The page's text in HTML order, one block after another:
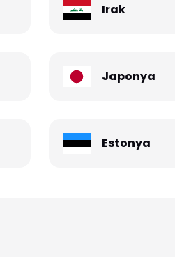
Irak
Japonya
Estonya